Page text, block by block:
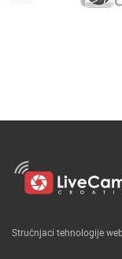
Stručnjaci tehnologije